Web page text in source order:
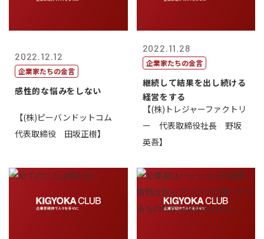
2022.12.12
企業家たちの金言
感性的な悩みをしない
【(株)ピーバンドットコム
代表取締役 田坂正樹】
2022.11.28
企業家たちの金言
継続して結果を出し続ける
経営をする
【(株)トレジャーファクトリ
ー 代表取締役社長 野坂
英吾】